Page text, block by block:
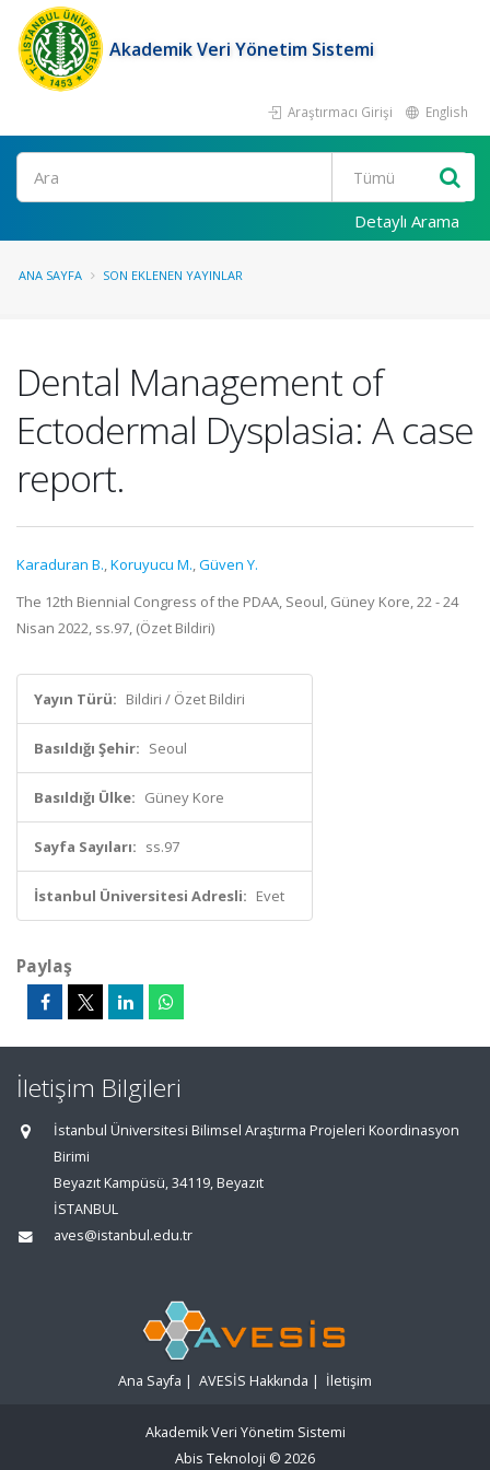
Akademik Veri Yönetim Sistemi
Araştırmacı Girişi English
Ara
Detaylı Arama
ANA SAYFA SON EKLENEN YAYINLAR
Dental Management of
Ectodermal Dysplasia: A case
report.
Karaduran B.,Koruyucu M.,Güven Y.
The 12th Biennial Congress of the PDAA, Seoul, Güney Kore, 22 - 24
Nisan 2022, ss.97, (Özet Bildiri)
Yayın Türü: Bildiri / Özet Bildiri
Basıldığı Şehir: Seoul
Basıldığı Ülke: Güney Kore
Sayfa Sayıları: ss.97
İstanbul Üniversitesi Adresli: Evet
Paylaş
İletişim Bilgileri
İstanbul Üniversitesi Bilimsel Araştırma Projeleri Koordinasyon
Birimi
Beyazıt Kampüsü, 34119, Beyazıt
İSTANBUL
aves@istanbul.edu.tr
Ana Sayfa | AVESİS Hakkında | İletişim
Akademik Veri Yönetim Sistemi
Abis Teknoloji © 2026